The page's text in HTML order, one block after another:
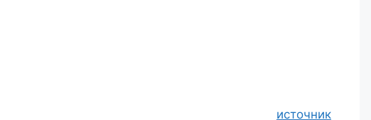
источник